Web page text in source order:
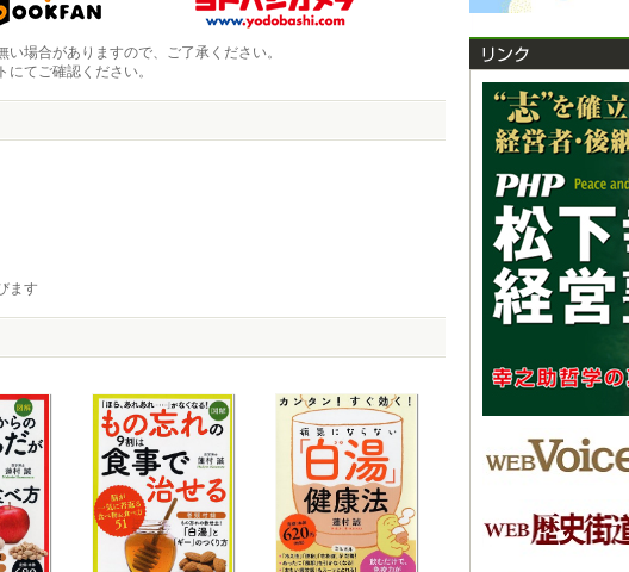
場合がありますので、ご了承ください。
てご確認ください。
ます